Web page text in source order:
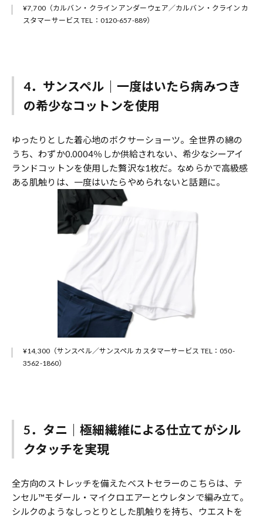
¥7,700（カルバン・クライン アンダーウェア／カルバン・クライン カ
スタマーサービス TEL：0120-657-889）
4．サンスペル｜一度はいたら病みつき
の希少なコットンを使用
ゆったりとした着心地のボクサーショーツ。全世界の綿の
うち、わずか0.0004％しか供給されない、希少なシーアイ
ランドコットンを使用した贅沢な1枚だ。なめらかで高級感
ある肌触りは、一度はいたらやめられないと話題に。
¥14,300（サンスペル／サンスペル カスタマーサービス TEL：050-
3562-1860）
5．タニ｜極細繊維による仕立てがシル
クタッチを実現
全方向のストレッチを備えたベストセラーのこちらは、テ
ンセル™モダール・マイクロエアーとウレタンで編み立て。
シルクのようなしっとりとした肌触りを持ち、ウエストを